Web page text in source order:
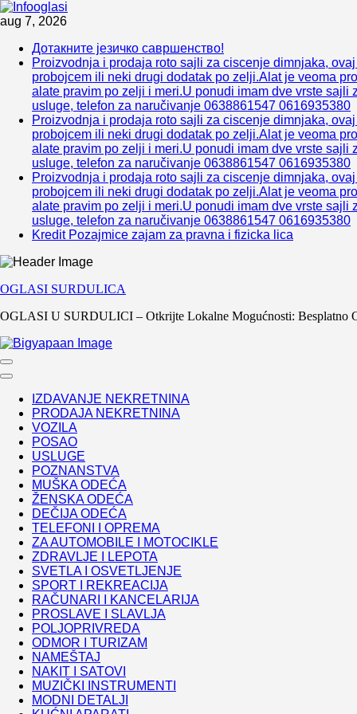
Skip
content
aug 7, 2026
Дотакните језичко савршенство!
Proizvodnja i prodaja roto sajli za ciscenje dimnjaka,
probojcem ili neki drugi dodatak po zelji.Alat je veoma
alate pravim po zelji i meri.U ponudi imam dve vrste
usluge, telefon za naručivanje 0638861547 0616935380
Proizvodnja i prodaja roto sajli za ciscenje dimnjaka,
probojcem ili neki drugi dodatak po zelji.Alat je veoma
alate pravim po zelji i meri.U ponudi imam dve vrste
usluge, telefon za naručivanje 0638861547 0616935380
Proizvodnja i prodaja roto sajli za ciscenje dimnjaka,
probojcem ili neki drugi dodatak po zelji.Alat je veoma
alate pravim po zelji i meri.U ponudi imam dve vrste
usluge, telefon za naručivanje 0638861547 0616935380
Kredit Pozajmice zajam za pravna i fizicka lica
OGLASI SURDULICA
OGLASI U SURDULICI – Otkrijte Lokalne Mogućnosti: Besplatno
IZDAVANJE NEKRETNINA
PRODAJA NEKRETNINA
VOZILA
POSAO
USLUGE
POZNANSTVA
MUŠKA ODEĆA
ŽENSKA ODEĆA
DEČIJA ODEĆA
TELEFONI I OPREMA
ZA AUTOMOBILE I MOTOCIKLE
ZDRAVLJE I LEPOTA
SVETLA I OSVETLJENJE
SPORT I REKREACIJA
RAČUNARI I KANCELARIJA
PROSLAVE I SLAVLJA
POLJOPRIVREDA
ODMOR I TURIZAM
NAMEŠTAJ
NAKIT I SATOVI
MUZIČKI INSTRUMENTI
MODNI DETALJI